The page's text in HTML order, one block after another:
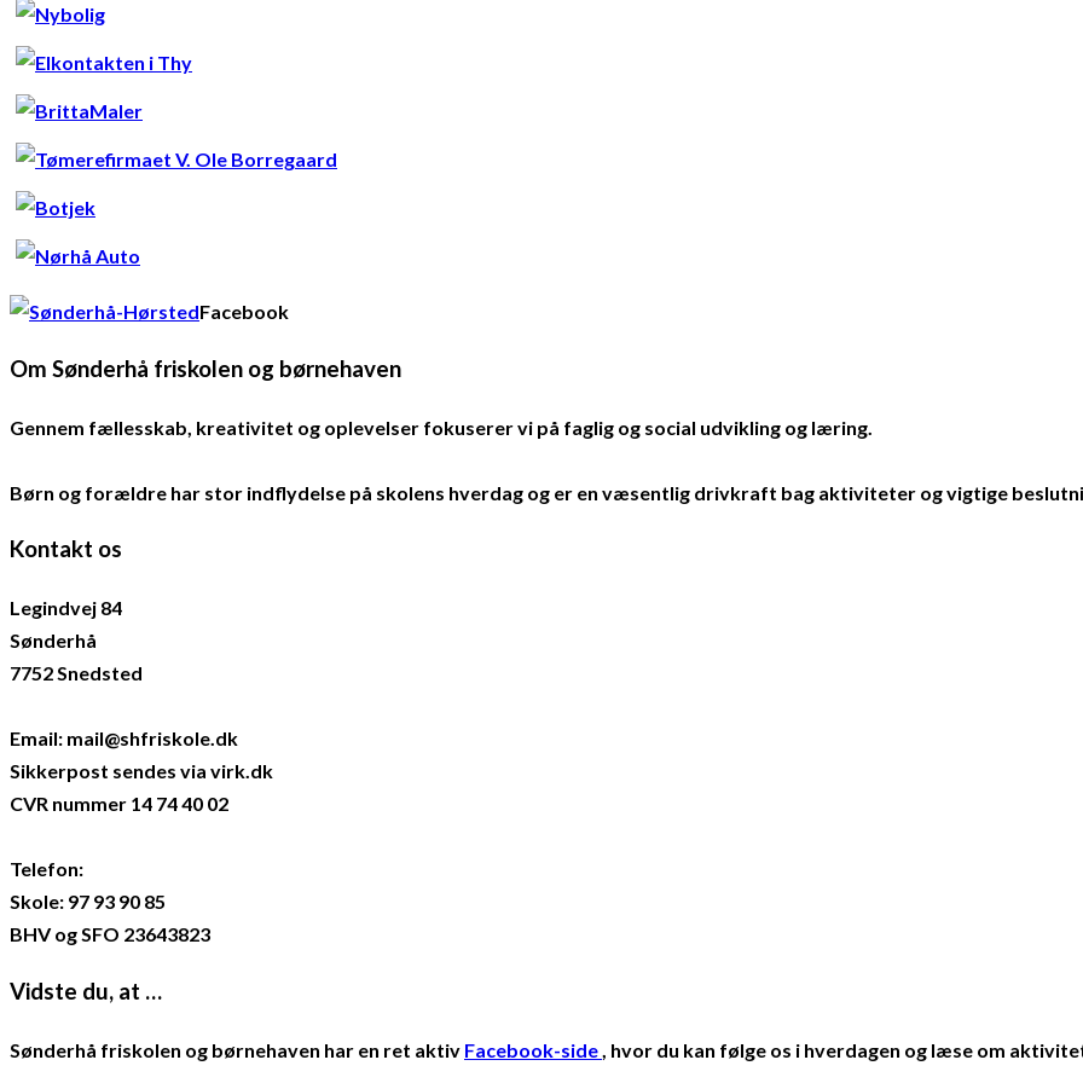
Facebook
Om Sønderhå friskolen og børnehaven
Gennem fællesskab, kreativitet og oplevelser fokuserer vi på faglig og social udvikling og læring.
Børn og forældre har stor indflydelse på skolens hverdag og er en væsentlig drivkraft bag aktiviteter og vigtige
Kontakt os
Legindvej 84
Sønderhå
7752 Snedsted
Email: mail@shfriskole.dk
Sikkerpost sendes via virk.dk
CVR nummer 14 74 40 02
Telefon:
Skole: 97 93 90 85
BHV og SFO 23643823
Vidste du, at …
Sønderhå friskolen og børnehaven har en ret aktiv Facebook-side , hvor du kan følge os i hverdagen og læse om